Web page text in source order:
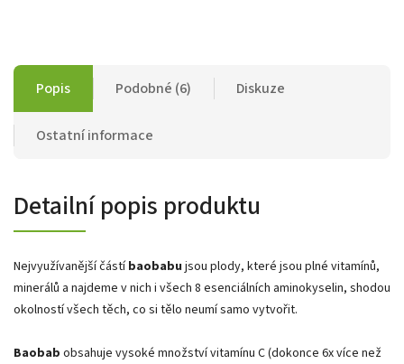
Popis Podobné (6) Diskuze
Ostatní informace
Detailní popis produktu
Nejvyužívanější částíbaobabu jsou plody, které jsou plné vitamínů,
minerálů a najdeme v nich i všech 8 esenciálních aminokyselin, shodou
okolností všech těch, co si tělo neumí samo vytvořit.
Baobab obsahuje vysoké množství vitamínu C (dokonce 6x více než